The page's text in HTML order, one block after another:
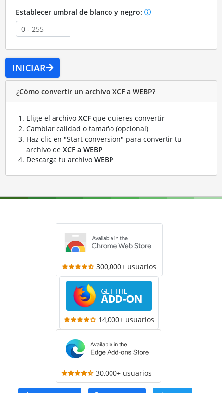
Establecer umbral de blanco y negro:
INICIAR
¿Cómo convertir un archivo XCF a WEBP?
Elige el archivo XCFque quieres convertir
Cambiar calidad o tamaño (opcional)
Haz clic en "Start conversion" para convertir tu
archivo de XCF a WEBP
Descarga tu archivo WEBP
300,000+ usuarios
14,000+ usuarios
30,000+ usuarios